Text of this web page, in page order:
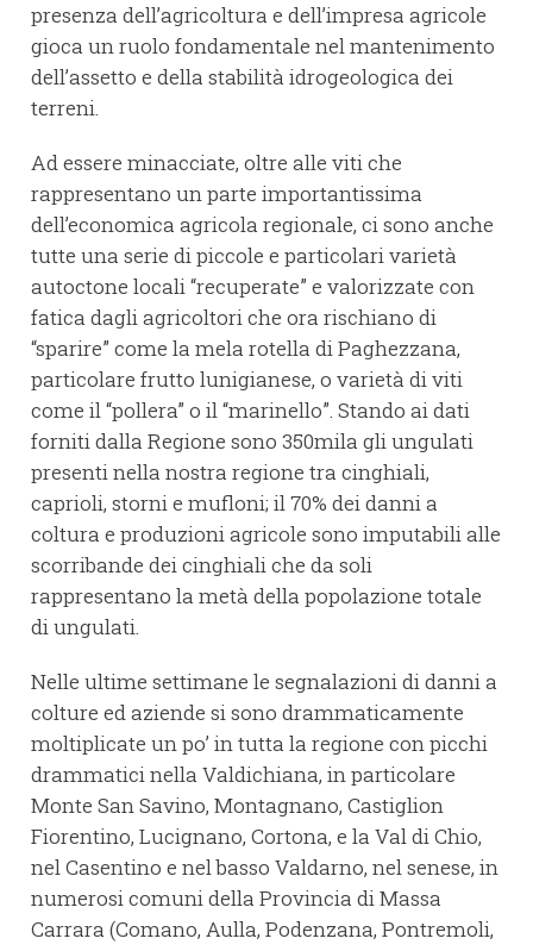
presenza dell’agricoltura e dell’impresa agricole
gioca un ruolo fondamentale nel mantenimento
dell’assetto e della stabilità idrogeologica dei
terreni.
Ad essere minacciate, oltre alle viti che
rappresentano un parte importantissima
dell’economica agricola regionale, ci sono anche
tutte una serie di piccole e particolari varietà
autoctone locali “recuperate” e valorizzate con
fatica dagli agricoltori che ora rischiano di
“sparire” come la mela rotella di Paghezzana,
particolare frutto lunigianese, o varietà di viti
come il “pollera” o il “marinello”. Stando ai dati
forniti dalla Regione sono 350mila gli ungulati
presenti nella nostra regione tra cinghiali,
caprioli, storni e mufloni; il 70% dei danni a
coltura e produzioni agricole sono imputabili alle
scorribande dei cinghiali che da soli
rappresentano la metà della popolazione totale
di ungulati.
Nelle ultime settimane le segnalazioni di danni a
colture ed aziende si sono drammaticamente
moltiplicate un po’ in tutta la regione con picchi
drammatici nella Valdichiana, in particolare
Monte San Savino, Montagnano, Castiglion
Fiorentino, Lucignano, Cortona, e la Val di Chio,
nel Casentino e nel basso Valdarno, nel senese, in
numerosi comuni della Provincia di Massa
Carrara (Comano, Aulla, Podenzana, Pontremoli,